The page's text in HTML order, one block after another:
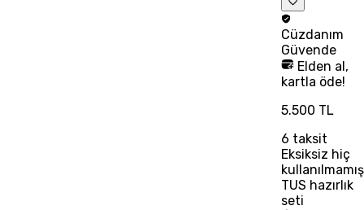
Cüzdanım
Güvende
Elden al,
kartla öde!
5.500 TL
6 taksit
Eksiksiz hiç
kullanılmamış
TUS hazırlık
seti